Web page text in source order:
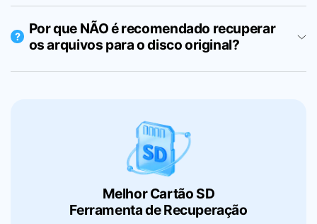
?
Por que NÃO é recomendado recuperar
os arquivos para o disco original?
Melhor Cartão SD
Ferramenta de Recuperação